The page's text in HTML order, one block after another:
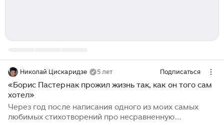
Николай Цискаридзе 5 лет Подписаться
«Борис Пастернак прожил жизнь так, как он того сам
хотел»
Через год после написания одного из моих самых
любимых стихотворений про несравненную